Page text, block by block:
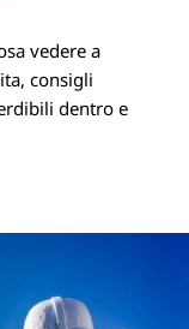
vedere a
consigli
dentro e